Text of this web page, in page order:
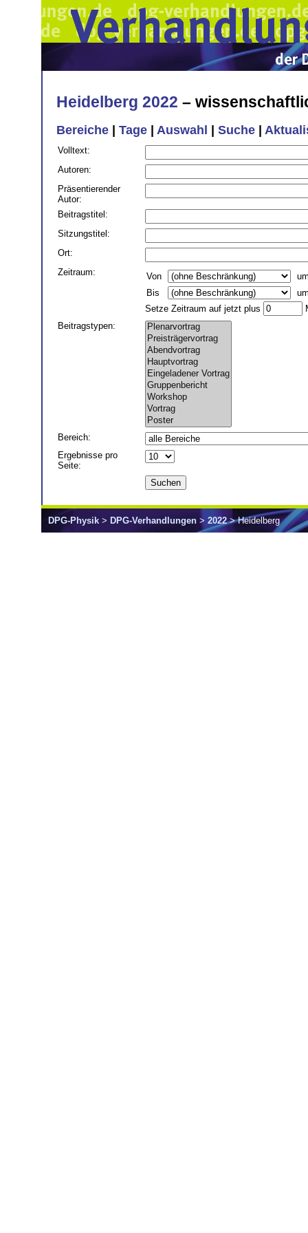
Heidelberg 2022 –
Bereiche Tage Auswahl Suche
Volltext:
Autoren:
Präsentierender
Autor:
Beitragstitel :
Sitzungstitel :
Ort:
Zeitraum:
Von
Bis
Setze Zeitraum auf jetzt plus
Beitragstypen:
Bereich:
Ergebnisse pro
Seite:
DPG-Physik > DPG-Verhandlungen > 2022> Heidelberg